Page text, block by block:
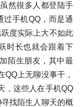
然很多人都登陆手
过手机QQ，而是通
度实际上大不如此
时长也就会跟着下
陌生朋友，其中最
上无聊没事干，
，这些人在手机QQ
找陌生人聊天的概